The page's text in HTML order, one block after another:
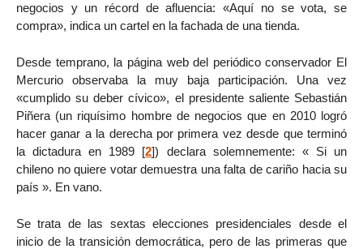
negocios y un récord de afluencia: «Aquí no se vota, se
compra», indica un cartel en la fachada de una tienda.
Desde temprano, la página web del periódico conservador El
Mercurio observaba la muy baja participación. Una vez
«cumplido su deber cívico», el presidente saliente Sebastián
Piñera (un riquísimo hombre de negocios que en 2010 logró
hacer ganar a la derecha por primera vez desde que terminó
la dictadura en 1989 [2]) declara solemnemente: « Si un
chileno no quiere votar demuestra una falta de cariño hacia su
país ». En vano.
Se trata de las sextas elecciones presidenciales desde el
inicio de la transición democrática, pero de las primeras que